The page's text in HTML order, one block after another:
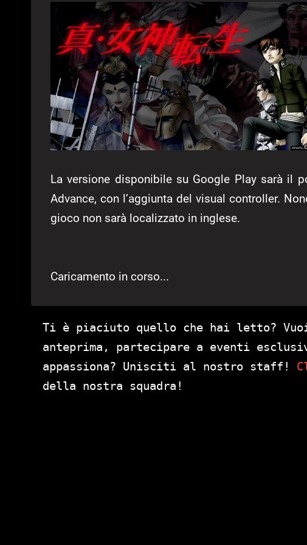
La versione disponibile su Google Play sarà il
Advance, con l’aggiunta del visual controller.
gioco non sarà localizzato in inglese.
Caricamento in corso...
Ti è piaciuto quello che hai letto?
anteprima, partecipare a eventi
appassiona? Unisciti al nostro staff!
della nostra squadra!